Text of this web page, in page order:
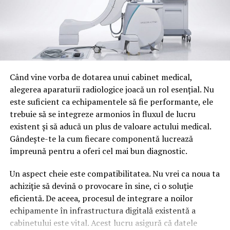
La PMP Prahova, când 9+10
= 20, respectarea
statutului de către
președinta organizației
județene Cătălina Bozianu
devine un moft
Azi, 15 octombrie, la Ploiesti are loc o asa zisa
„regionala” a celor care au creat un adevarat „puci”
in PMP, la Ploiesti, pe ascuns, fara presa, o adunare
doar de ei stiuta ca locatie (ca la ” teatru”)!. Spune
mult, nu?
30 ml iarna. Aceste valori sunt orientative si trebuie
validate pe instalatia ta, dar iti dau un punct de pornire
Nivelul de murdarie si dozajul
O masina cu praf urban se curata cu doza minima. O
masina cu noroi dupa o ploaie cere doza dubla. O masina
cu insecte moarte si grasime necesita doza maxima si
spuma cu timp de actiune extins. Cea mai buna metoda
este sa ai 2-3 trepte de dozaj presetate, pe care clientul
sau echipa le poate alege in functie de starea masinii.
Aceasta abordare reduce consumul si creste calitatea.
treptelor de dozaj pe instalatia ta.
Timpul de actiune versus
dozajul
Când vine vorba de dotarea unui cabinet medical,
alegerea aparaturii radiologice joacă un rol esențial. Nu
este suficient ca echipamentele să fie performante, ele
trebuie să se integreze armonios în fluxul de lucru
existent și să aducă un plus de valoare actului medical.
Gândește-te la cum fiecare componentă lucrează
împreună pentru a oferi cel mai bun diagnostic.
Un aspect cheie este compatibilitatea. Nu vrei ca noua ta
achiziție să devină o provocare în sine, ci o soluție
eficientă. De aceea, procesul de integrare a noilor
echipamente în infrastructura digitală existentă a
cabinetului este vital. Acest lucru asigură că datele